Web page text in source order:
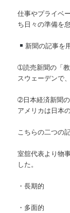
仕事やプライベ
ち日々の準備を
新聞の記事を
➀読売新聞の「教
スウェーデンで
➁日本経済新聞
アメリカは日本
こちらの二つの
室舘代表より物
した。
・長期的
・多面的